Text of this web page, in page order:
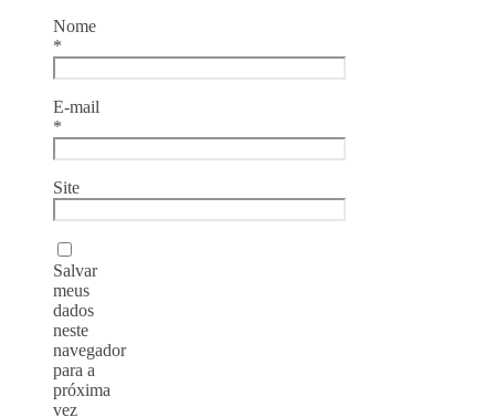
Nome
*
E-mail
*
Site
Salvar
meus
dados
neste
navegador
para a
próxima
vez